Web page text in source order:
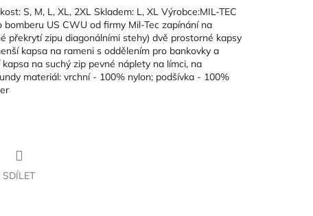
S, M, L, XL, 2XL Skladem: L, XL Výrobce:MIL-TEC
bomberu US CWU od firmy Mil-Tec zapínání na
překrytí zipu diagonálními stehy) dvě prostorné kapsy
kapsa na rameni s oddělením pro bankovky a
na suchý zip pevné náplety na límci, na
materiál: vrchní - 100% nylon; podšívka - 100%
SDÍLET